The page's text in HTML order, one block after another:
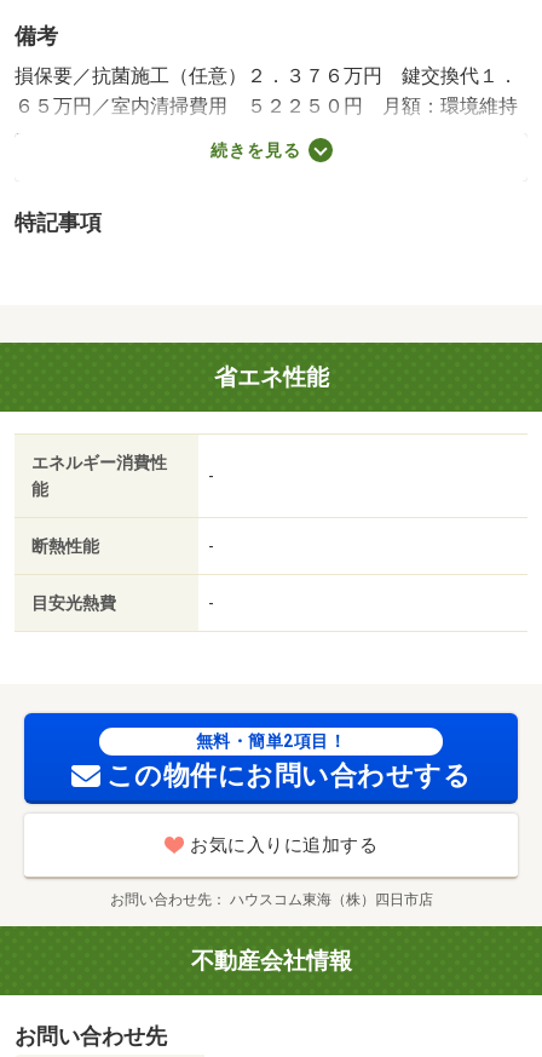
備考
損保要／抗菌施工（任意）２．３７６万円 鍵交換代１．
６５万円／室内清掃費用 ５２２５０円 月額：環境維持
費 ５５０円／保証会社利用必：保証料：７２５９０円
（契約内容により１００～１２０％で変動有）※記載金額
ーホン／室内洗濯置／温水洗浄便座／ＣＡＴＶ／光ファイ
ー）まで６９７ｍ/賃貸戸数:16戸
続きを見る
特記事項
省エネ性能
エネルギー消費性
能
-
断熱性能 -
目安光熱費 -
無料・簡単2項目！
この物件にお問い合わせする
お気に入りに追加する
お問い合わせ先 ハウスコム東海（株）四日市店
不動産会社情報
お問い合わせ先